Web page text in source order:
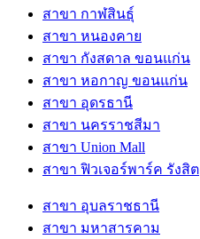
สาขา กาฬสินธุ์
สาขา หนองคาย
สาขา กังสดาล ขอนแก่น
สาขา หอกาญ ขอนแก่น
สาขา อุดรธานี
สาขา นครราชสีมา
สาขา Union Mall
สาขา ฟิวเจอร์พาร์ค รังสิต
สาขา อุบลราชธานี
สาขา มหาสารคาม